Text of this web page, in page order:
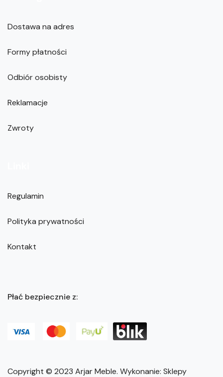
Dostawa na adres
Formy płatności
Odbiór osobisty
Reklamacje
Zwroty
Regulamin
Polityka prywatności
Kontakt
Płać bezpiecznie z:
Copyright © 2023 Arjar Meble. Wykonanie: Sklepy